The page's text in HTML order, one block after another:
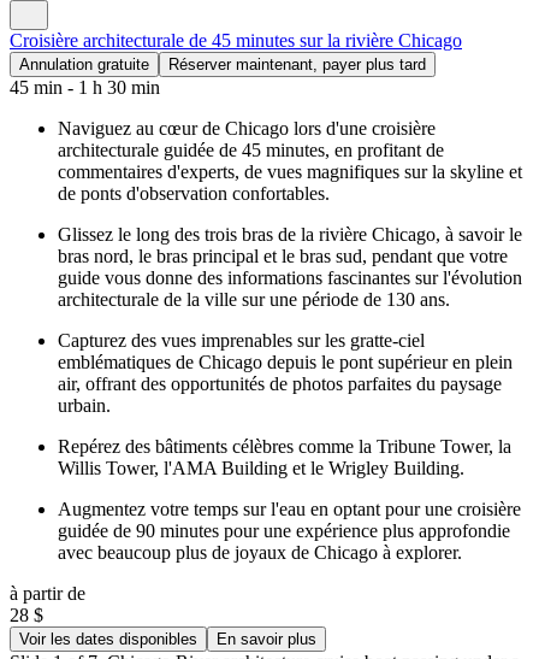
Croisière architecturale de 45 minutes sur la rivière Chicago
Annulation gratuite Réserver maintenant, payer plus tard
45 min - 1 h 30 min
Naviguez au cœur de Chicago lors d'une croisière
architecturale guidée de 45 minutes, en profitant de
commentaires d'experts, de vues magnifiques sur la skyline et
de ponts d'observation confortables.
Glissez le long des trois bras de la rivière Chicago, à savoir le
bras nord, le bras principal et le bras sud, pendant que votre
guide vous donne des informations fascinantes sur l'évolution
architecturale de la ville sur une période de 130 ans.
Capturez des vues imprenables sur les gratte-ciel
emblématiques de Chicago depuis le pont supérieur en plein
air, offrant des opportunités de photos parfaites du paysage
urbain.
Repérez des bâtiments célèbres comme la Tribune Tower, la
Willis Tower, l'AMA Building et le Wrigley Building.
Augmentez votre temps sur l'eau en optant pour une croisière
guidée de 90 minutes pour une expérience plus approfondie
avec beaucoup plus de joyaux de Chicago à explorer.
à partir de
28 $
Voir les dates disponibles En savoir plus